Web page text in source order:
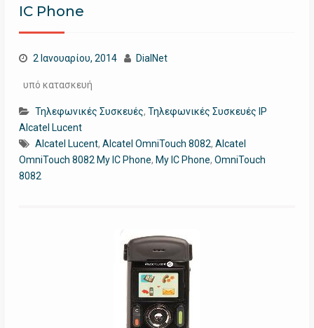
IC Phone
2 Ιανουαρίου, 2014 DialNet
υπό κατασκευή
Τηλεφωνικές Συσκευές, Τηλεφωνικές Συσκευές IP
Alcatel Lucent
Alcatel Lucent, Alcatel OmniTouch 8082, Alcatel
OmniTouch 8082 My IC Phone, My IC Phone, OmniTouch
8082